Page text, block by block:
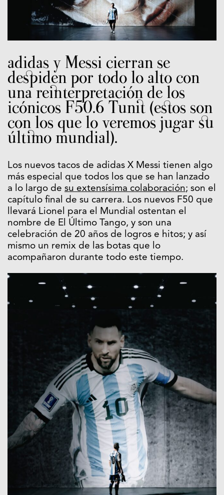
adidas y Messi cierran se
despiden por todo lo alto con
una reinterpretación de los
icónicos F50.6 Tunit (estos son
con los que lo veremos jugar su
último mundial).
Los nuevos tacos de adidas X Messi tienen algo
más especial que todos los que se han lanzado
a lo largo de su extensísima colaboración; son el
capítulo final de su carrera. Los nuevos F50 que
llevará Lionel para el Mundial ostentan el
nombre de El Último Tango, y son una
celebración de 20 años de logros e hitos; y así
mismo un remix de las botas que lo
acompañaron durante todo este tiempo.